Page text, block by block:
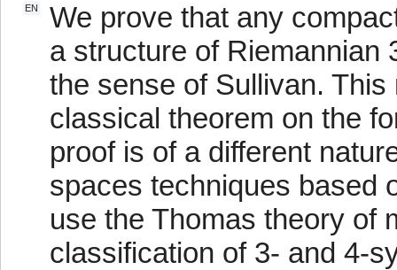
EN
We prove that any
a structure of Riemannian
the sense of Sullivan.
classical theorem on the
proof is of a different
spaces techniques based
use the Thomas theory of
classification of 3- and 4-